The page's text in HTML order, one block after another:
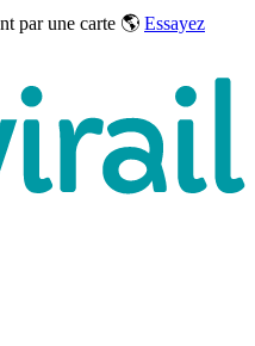
par une carte 🌎 Essayez